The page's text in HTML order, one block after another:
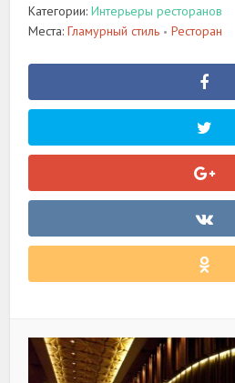
Категории:Интерьеры ресторанов
Места:Гламурный стиль • Ресторан